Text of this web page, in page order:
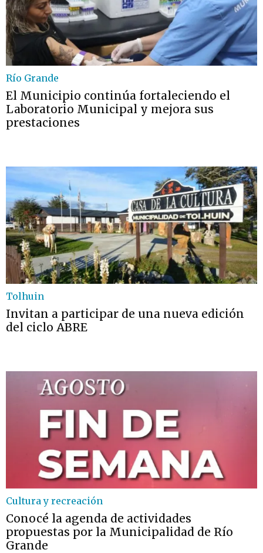
Río Grande
El Municipio continúa fortaleciendo el
Laboratorio Municipal y mejora sus
prestaciones
Tolhuin
Invitan a participar de una nueva edición
del ciclo ABRE
Cultura y recreación
Conocé la agenda de actividades
propuestas por la Municipalidad de Río
Grande